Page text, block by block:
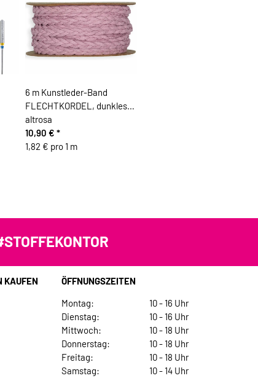
6 m Kunstleder-Band
FLECHTKORDEL, dunkles
altrosa
10,90 € *
1,82 € pro 1 m
KAUFEN
ÖFFNUNGSZEITEN
Montag:
10 - 16 Uhr
Dienstag:
10 - 16 Uhr
Mittwoch:
10 - 18 Uhr
Donnerstag:
10 - 18 Uhr
Freitag:
10 - 18 Uhr
Samstag:
10 - 14 Uhr